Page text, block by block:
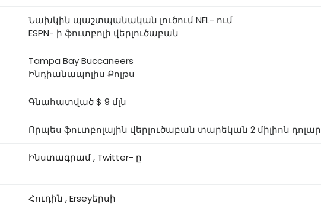
Նախկին պաշտպանական լուծում NFL- ում
ESPN- ի ֆուտբոլի վերլուծաբան
Tampa Bay Buccaneers
Ինդիանապոլիս Քոլթս
Գնահատված $ 9 մլն
Որպես ֆուտբոլային վերլուծաբան տարեկան 2 միլիոն դոլար
Ինստագրամ, Twitter- ը
Հուդին ,Erseyերսի